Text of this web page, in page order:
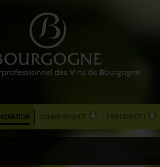
COMMUNIQUEZ PARTICIPEZ !